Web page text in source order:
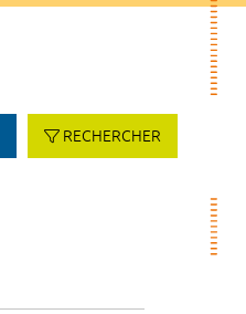
RECHERCHER